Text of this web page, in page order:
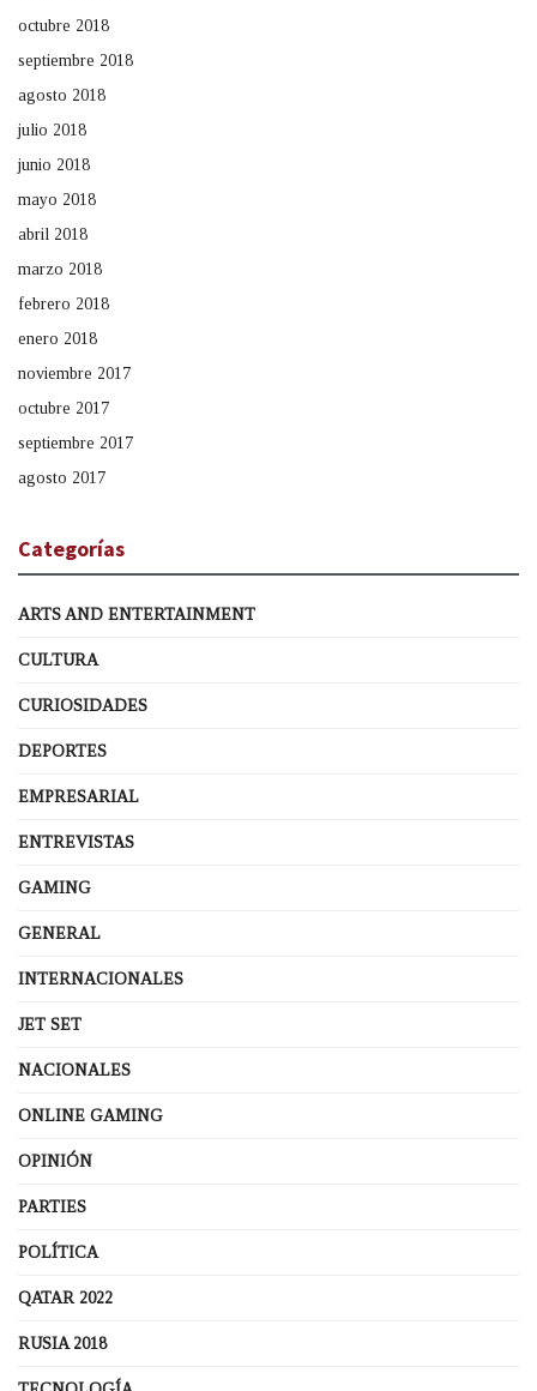
octubre 2018
septiembre 2018
agosto 2018
julio 2018
junio 2018
mayo 2018
abril 2018
marzo 2018
febrero 2018
enero 2018
noviembre 2017
octubre 2017
septiembre 2017
agosto 2017
Categorías
ARTS AND ENTERTAINMENT
CULTURA
CURIOSIDADES
DEPORTES
EMPRESARIAL
ENTREVISTAS
GAMING
GENERAL
INTERNACIONALES
JET SET
NACIONALES
ONLINE GAMING
OPINIÓN
PARTIES
POLÍTICA
QATAR 2022
RUSIA 2018